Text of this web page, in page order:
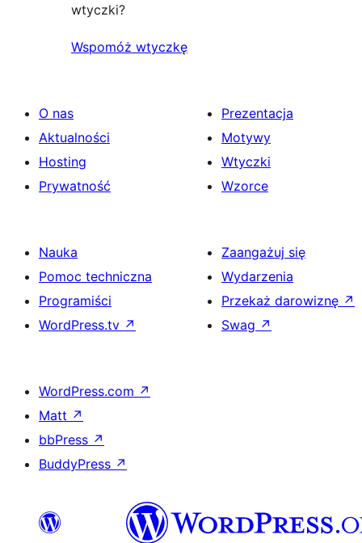
wtyczki?
Wspomóż wtyczkę
O nas
Aktualności
Hosting
Prywatność
Prezentacja
Motywy
Wtyczki
Wzorce
Nauka
Pomoc techniczna
Programiści
WordPress.tv ↗
Zaangażuj się
Wydarzenia
Przekaż darowiznę ↗
Swag ↗
WordPress.com ↗
Matt ↗
bbPress ↗
BuddyPress ↗